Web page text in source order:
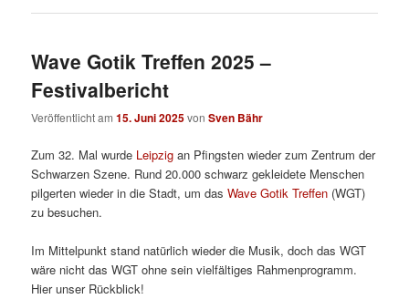
Wave Gotik Treffen 2025 –
Festivalbericht
Veröffentlicht am15. Juni 2025vonSven Bähr
Zum 32. Mal wurde Leipzig an Pfingsten wieder zum Zentrum der
Schwarzen Szene. Rund 20.000 schwarz gekleidete Menschen
pilgerten wieder in die Stadt, um dasWave Gotik Treffen (WGT)
zu besuchen.
Im Mittelpunkt stand natürlich wieder die Musik, doch das WGT
wäre nicht das WGT ohne sein vielfältiges Rahmenprogramm.
Hier unser Rückblick!